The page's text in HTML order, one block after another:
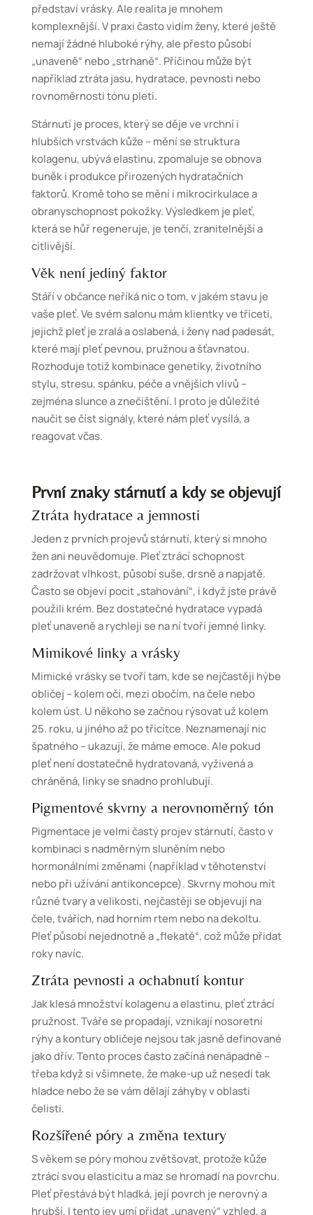
představí vrásky. Ale realita je mnohem
komplexnější. V praxi často vidím ženy, které ještě
nemají žádné hluboké rýhy, ale přesto působí
„unaveně“ nebo „strhaně“. Příčinou může být
například ztráta jasu, hydratace, pevnosti nebo
rovnoměrnosti tónu pleti.
Stárnutí je proces, který se děje ve vrchní i
hlubších vrstvách kůže – mění se struktura
kolagenu, ubývá elastinu, zpomaluje se obnova
buněk i produkce přirozených hydratačních
faktorů. Kromě toho se mění i mikrocirkulace a
obranyschopnost pokožky. Výsledkem je pleť,
která se hůř regeneruje, je tenčí, zranitelnější a
citlivější.
Věk není jediný faktor
Stáří v občance neříká nic o tom, v jakém stavu je
vaše pleť. Ve svém salonu mám klientky ve třiceti,
jejichž pleť je zralá a oslabená, i ženy nad padesát,
které mají pleť pevnou, pružnou a šťavnatou.
Rozhoduje totiž kombinace genetiky, životního
stylu, stresu, spánku, péče a vnějších vlivů –
zejména slunce a znečištění. I proto je důležité
naučit se číst signály, které nám pleť vysílá, a
reagovat včas.
První znaky stárnutí a kdy se objevují
Ztráta hydratace a jemnosti
Jeden z prvních projevů stárnutí, který si mnoho
žen ani neuvědomuje. Pleť ztrácí schopnost
zadržovat vlhkost, působí suše, drsně a napjatě.
Často se objeví pocit „stahování“, i když jste právě
použili krém. Bez dostatečné hydratace vypadá
pleť unaveně a rychleji se na ní tvoří jemné linky.
Mimikové linky a vrásky
Mimické vrásky se tvoří tam, kde se nejčastěji hýbe
obličej – kolem očí, mezi obočím, na čele nebo
kolem úst. U někoho se začnou rýsovat už kolem
25. roku, u jiného až po třicítce. Neznamenají nic
špatného – ukazují, že máme emoce. Ale pokud
pleť není dostatečně hydratovaná, vyživená a
chráněná, linky se snadno prohlubují.
Pigmentové skvrny a nerovnoměrný tón
Pigmentace je velmi častý projev stárnutí, často v
kombinaci s nadměrným sluněním nebo
hormonálními změnami (například v těhotenství
nebo při užívání antikoncepce). Skvrny mohou mít
různé tvary a velikosti, nejčastěji se objevují na
čele, tvářích, nad horním rtem nebo na dekoltu.
Pleť působí nejednotně a „flekatě“, což může přidat
roky navíc.
Ztráta pevnosti a ochabnutí kontur
Jak klesá množství kolagenu a elastinu, pleť ztrácí
pružnost. Tváře se propadají, vznikají nosoretní
rýhy a kontury obličeje nejsou tak jasně definované
jako dřív. Tento proces často začíná nenápadně –
třeba když si všimnete, že make-up už nesedí tak
hladce nebo že se vám dělají záhyby v oblasti
čelisti.
Rozšířené póry a změna textury
S věkem se póry mohou zvětšovat, protože kůže
ztrácí svou elasticitu a maz se hromadí na povrchu.
Pleť přestává být hladká, její povrch je nerovný a
hrubší. I tento jev umí přidat „unavený“ vzhled, a